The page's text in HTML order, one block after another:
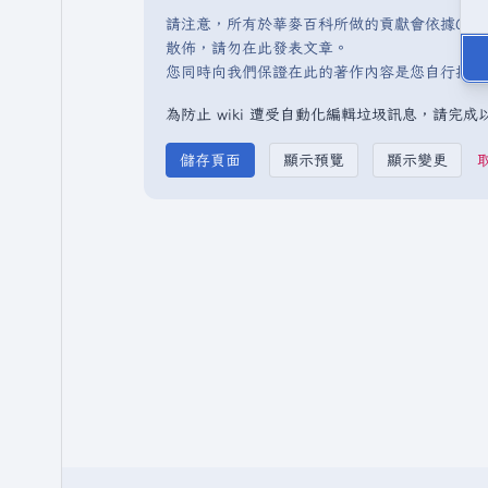
請注意，所有於華麥百科所做的貢獻會依據
散佈，請勿在此發表文章。
您同時向我們保證在此的著作內容是您自行撰
為防止 wiki 遭受自動化編輯垃圾訊息，請完成